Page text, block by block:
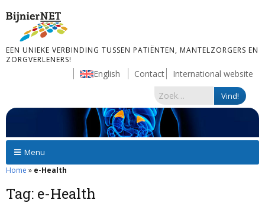
EEN UNIEKE VERBINDING TUSSEN PATIËNTEN, MANTELZORGERS EN
ZORGVERLENERS!
English Contact International website
Menu
Home » e-Health
Tag: e-Health